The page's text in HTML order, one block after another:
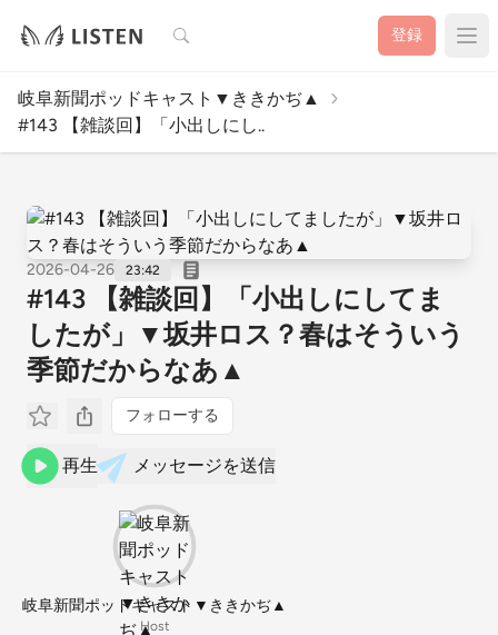
検索 登録
岐阜新聞ポッドキャスト▼ききかぢ▲
#143 【雑談回】「小出しにし..
2026-04-26 23:42
#143 【雑談回】「小出しにしてま
したが」▼坂井ロス？春はそういう
季節だからなあ▲
フォローする
再生 メッセージを送信
岐阜新聞ポッドキャスト▼ききかぢ▲
Host